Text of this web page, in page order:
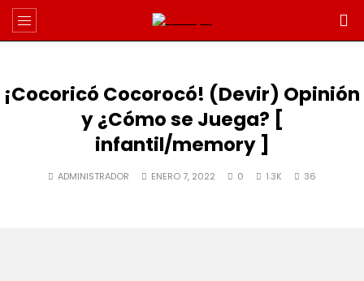
¡Cocoricó Cocorocó! (Devir) Opinión
y ¿Cómo se Juega? [
infantil/memory ]
ADMINISTRADOR ENERO 7, 2022 0 1.3K 36